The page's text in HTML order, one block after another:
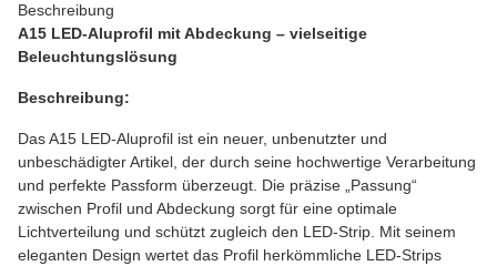
Beschreibung
A15 LED-Aluprofil mit Abdeckung – vielseitige
Beleuchtungslösung
Beschreibung:
Das A15 LED-Aluprofil ist ein neuer, unbenutzter und
unbeschädigter Artikel, der durch seine hochwertige Verarbeitung
und perfekte Passform überzeugt. Die präzise „Passung“
zwischen Profil und Abdeckung sorgt für eine optimale
Lichtverteilung und schützt zugleich den LED-Strip. Mit seinem
eleganten Design wertet das Profil herkömmliche LED-Strips